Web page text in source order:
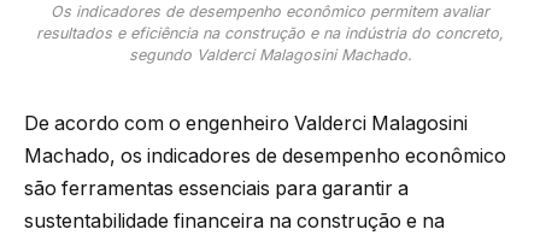
Os indicadores de desempenho econômico permitem avaliar
resultados e eficiência na construção e na indústria do concreto,
segundo Valderci Malagosini Machado.
De acordo com o engenheiro Valderci Malagosini
Machado, os indicadores de desempenho econômico
são ferramentas essenciais para garantir a
sustentabilidade financeira na construção e na